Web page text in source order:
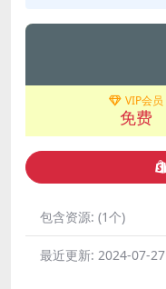
VIP会员
免费
包含资源: (1个)
最近更新: 2024-07-27